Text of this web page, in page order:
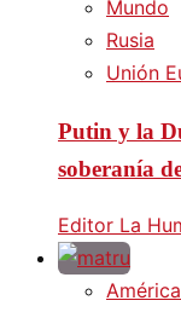
Mundo
Rusia
Unión
Putin y la
soberanía
Editor La